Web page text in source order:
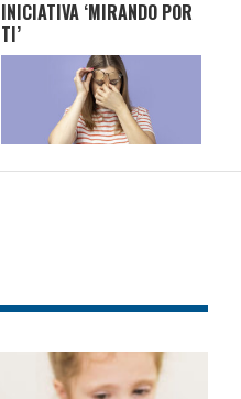
INICIATIVA ‘MIRANDO POR
TI’